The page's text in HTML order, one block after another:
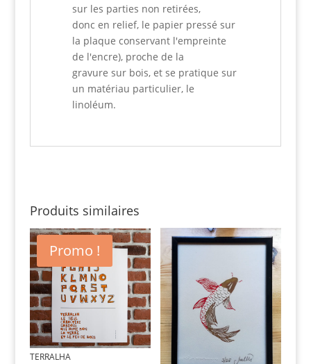
sur les parties non retirées,
donc en relief, le papier pressé sur
la plaque conservant l'empreinte
de l'encre), proche de la
gravure sur bois, et se pratique sur
un matériau particulier, le
linoléum.
Produits similaires
Promo !
TERRALHA